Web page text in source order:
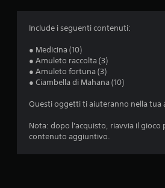
Include i seguenti contenuti:
● Medicina (10)
● Amuleto raccolta (3)
● Amuleto fortuna (3)
● Ciambella di Mahana (10)
Questi oggetti ti aiuteranno nella tua
Nota: dopo l'acquisto, riavvia il gioco
contenuto aggiuntivo.